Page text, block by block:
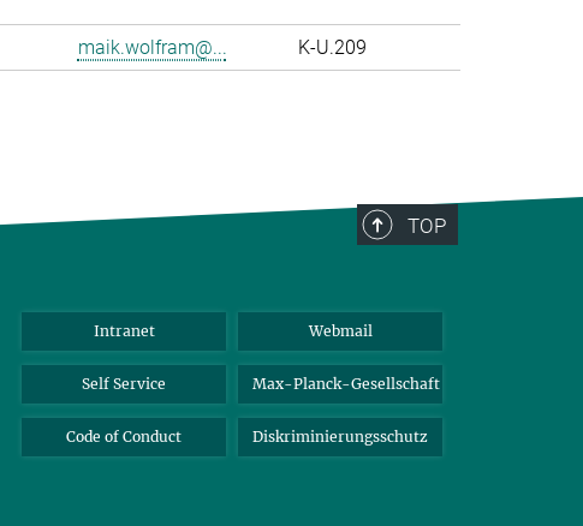
maik.wolfram@... K-U.209
TOP
Intranet Webmail
Self Service Max-Planck-Gesellschaft
Code of Conduct Diskriminierungsschutz